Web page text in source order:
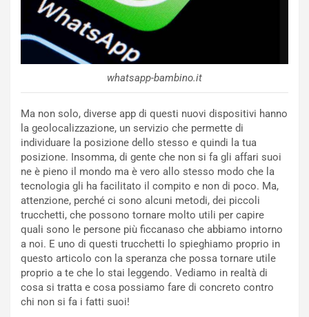
whatsapp-bambino.it
Ma non solo, diverse app di questi nuovi dispositivi hanno
la geolocalizzazione, un servizio che permette di
individuare la posizione dello stesso e quindi la tua
posizione. Insomma, di gente che non si fa gli affari suoi
ne è pieno il mondo ma è vero allo stesso modo che la
tecnologia gli ha facilitato il compito e non di poco. Ma,
attenzione, perché ci sono alcuni metodi, dei piccoli
trucchetti, che possono tornare molto utili per capire
quali sono le persone più ficcanaso che abbiamo intorno
a noi. E uno di questi trucchetti lo spieghiamo proprio in
questo articolo con la speranza che possa tornare utile
proprio a te che lo stai leggendo. Vediamo in realtà di
cosa si tratta e cosa possiamo fare di concreto contro
chi non si fa i fatti suoi!